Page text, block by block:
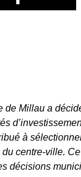
Millau a
à
centre-ville.
décisions